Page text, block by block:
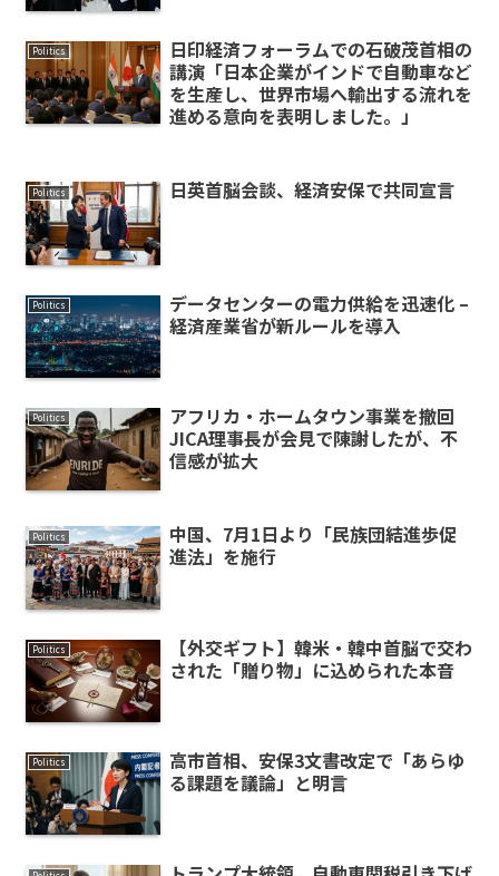
Politics
日印経済フォーラムでの石破茂首相の
講演「日本企業がインドで自動車など
を生産し、世界市場へ輸出する流れを
進める意向を表明しました。」
Politics 日英首脳会談、経済安保で共同宣言
Politics
データセンターの電力供給を迅速化 –
経済産業省が新ルールを導入
Politics
アフリカ・ホームタウン事業を撤回
JICA理事長が会見で陳謝したが、不
信感が拡大
Politics
中国、7月1日より「民族団結進歩促
進法」を施行
Politics
【外交ギフト】韓米・韓中首脳で交わ
された「贈り物」に込められた本音
Politics
高市首相、安保3文書改定で「あらゆ
る課題を議論」と明言